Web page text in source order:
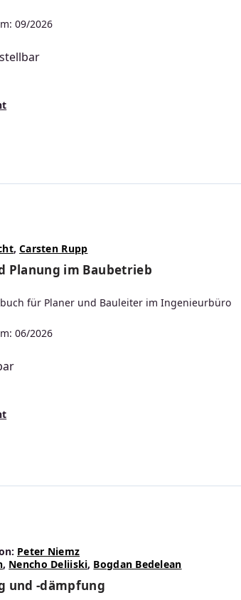
09/2026
,Carsten Rupp
Planung im Baubetrieb
für Planer und Bauleiter im Ingenieurbüro
06/2026
Peter Niemz
, Nencho Deliiski, Bogdan Bedelean
und -dämpfung